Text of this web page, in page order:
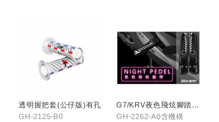
透明握把套(公仔版)有孔
GH-2125-B0
G7/KRV夜色飛炫腳踏
(含機構LHJ8)
GH-2262-A0含機構